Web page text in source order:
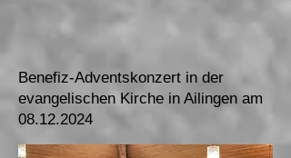
Benefiz-Adventskonzert in der
evangelischen Kirche in Ailingen am
08.12.2024